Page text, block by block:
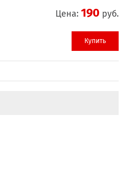
Цена: 190 руб.
Купить